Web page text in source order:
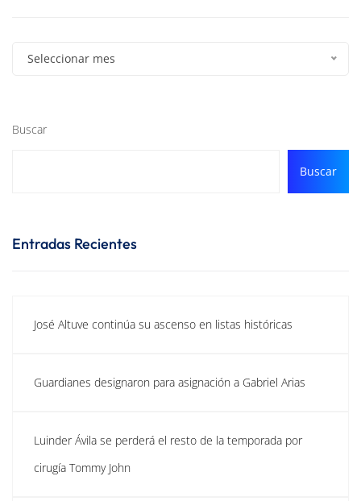
Seleccionar mes
Buscar
Buscar
Entradas Recientes
José Altuve continúa su ascenso en listas históricas
Guardianes designaron para asignación a Gabriel Arias
Luinder Ávila se perderá el resto de la temporada por
cirugía Tommy John